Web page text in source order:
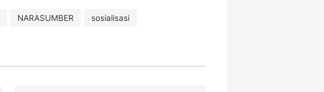
NARASUMBER sosialisasi